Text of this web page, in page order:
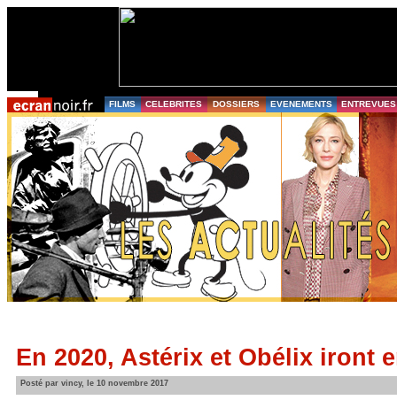
FILMS CELEBRITES DOSSIERS EVENEMENTS ENTREVUES
En 2020, Astérix et Obélix iront
Posté par vincy, le 10 novembre 2017